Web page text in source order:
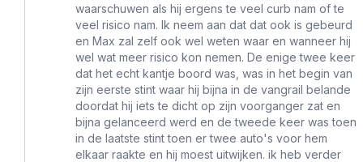
waarschuwen als hij ergens te veel curb nam of te
veel risico nam. Ik neem aan dat dat ook is gebeurd
en Max zal zelf ook wel weten waar en wanneer hij
wel wat meer risico kon nemen. De enige twee keer
dat het echt kantje boord was, was in het begin van
zijn eerste stint waar hij bijna in de vangrail belande
doordat hij iets te dicht op zijn voorganger zat en
bijna gelanceerd werd en de tweede keer was toen
in de laatste stint toen er twee auto's voor hem
elkaar raakte en hij moest uitwijken. ik heb verder